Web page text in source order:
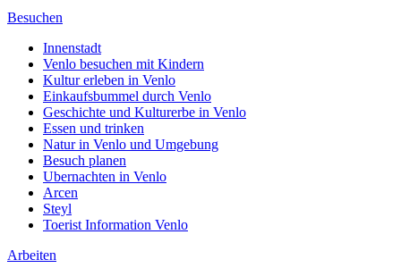
Besuchen
Innenstadt
Venlo besuchen mit Kindern
Kultur erleben in Venlo
Einkaufsbummel durch Venlo
Geschichte und Kulturerbe in Venlo
Essen und trinken
Natur in Venlo und Umgebung
Besuch planen
Ubernachten in Venlo
Arcen
Steyl
Toerist Information Venlo
Arbeiten